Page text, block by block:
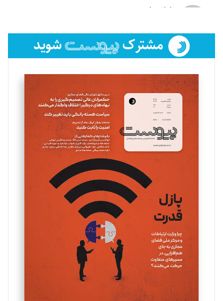
لیلا حنارود
فائزه فتحی رستمی
تحریریه
سروش کرمیان
تحریریه
مینا پاکدل
یسنا امان‌پور
تحریریه
ملینا جعفری
تحریریه
مصطفی مسجدی آرانی